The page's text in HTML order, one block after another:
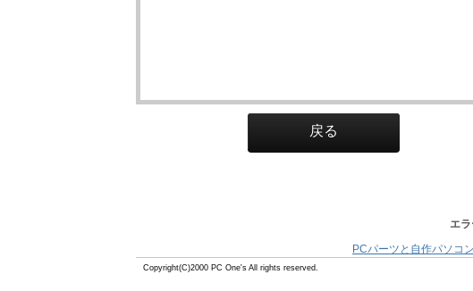
戻る
エラ
PCパーツと自作パソコ
Copyright(C)2000 PC One's All rights reserved.